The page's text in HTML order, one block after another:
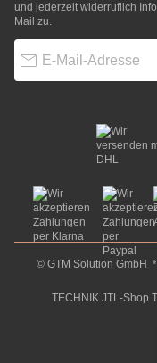
und jederzeit widerruflich
Mail zu.
© GTM Solution GmbH
TECHNIK JTL-Shop